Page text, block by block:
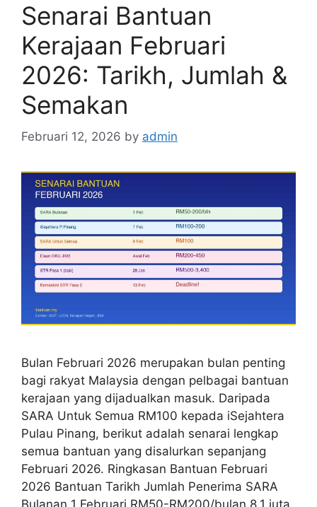
Senarai Bantuan
Kerajaan Februari
2026: Tarikh, Jumlah &
Semakan
Februari 12, 2026 by admin
Bulan Februari 2026 merupakan bulan penting
bagi rakyat Malaysia dengan pelbagai bantuan
kerajaan yang dijadualkan masuk. Daripada
SARA Untuk Semua RM100 kepada iSejahtera
Pulau Pinang, berikut adalah senarai lengkap
semua bantuan yang disalurkan sepanjang
Februari 2026. Ringkasan Bantuan Februari
2026 Bantuan Tarikh Jumlah Penerima SARA
Bulanan 1 Februari RM50-RM200/bulan 8.1 juta